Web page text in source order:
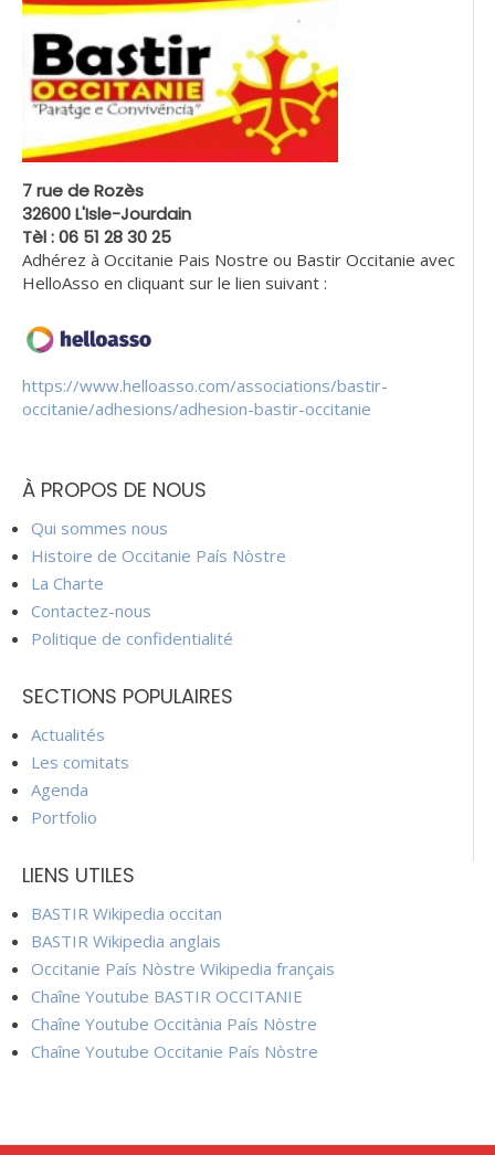
7 rue de Rozès
32600 L'Isle-Jourdain
Tèl : 06 51 28 30 25
Adhérez à Occitanie Pais Nostre ou Bastir Occitanie avec
HelloAsso en cliquant sur le lien suivant :
https://www.helloasso.com/associations/bastir-
occitanie/adhesions/adhesion-bastir-occitanie
À PROPOS DE NOUS
Qui sommes nous
Histoire de Occitanie País Nòstre
La Charte
Contactez-nous
Politique de confidentialité
SECTIONS POPULAIRES
Actualités
Les comitats
Agenda
Portfolio
LIENS UTILES
BASTIR Wikipedia occitan
BASTIR Wikipedia anglais
Occitanie País Nòstre Wikipedia français
Chaîne Youtube BASTIR OCCITANIE
Chaîne Youtube Occitània País Nòstre
Chaîne Youtube Occitanie País Nòstre